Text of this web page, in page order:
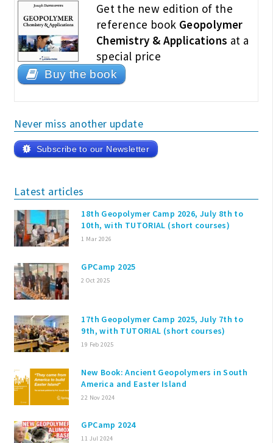
Get the new edition of the
reference book Geopolymer
Chemistry & Applications at a
special price
Buy the book
Never miss another update
Subscribe to our Newsletter
Latest articles
18th Geopolymer Camp 2026, July 8th to
10th, with TUTORIAL (short courses)
1 Mar 2026
GPCamp 2025
2 Oct 2025
17th Geopolymer Camp 2025, July 7th to
9th, with TUTORIAL (short courses)
19 Feb 2025
New Book: Ancient Geopolymers in South
America and Easter Island
22 Nov 2024
GPCamp 2024
11 Jul 2024